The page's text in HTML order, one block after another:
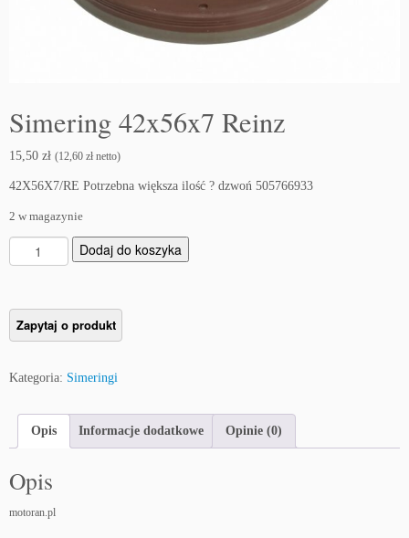
Simering 42x56x7 Reinz
15,50 zł (12,60 zł netto)
42X56X7/RE Potrzebna większa ilość ? dzwoń 505766933
2 w magazynie
l
S
m
i
g
Dodaj do koszyka
Kategoria: Simeringi
Opis Informacje dodatkowe Opinie (0)
Opis
motoran.pl